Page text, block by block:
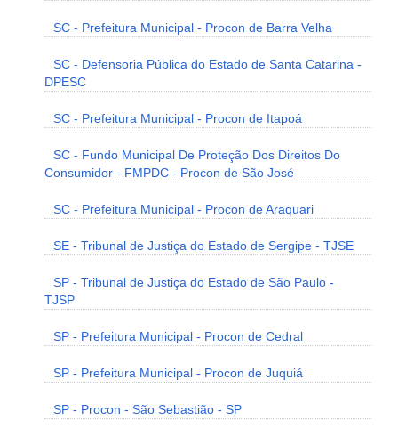
SC - Prefeitura Municipal - Procon de Barra Velha
SC - Defensoria Pública do Estado de Santa Catarina -
DPESC
SC - Prefeitura Municipal - Procon de Itapoá
SC - Fundo Municipal De Proteção Dos Direitos Do
Consumidor - FMPDC - Procon de São José
SC - Prefeitura Municipal - Procon de Araquari
SE - Tribunal de Justiça do Estado de Sergipe - TJSE
SP - Tribunal de Justiça do Estado de São Paulo -
TJSP
SP - Prefeitura Municipal - Procon de Cedral
SP - Prefeitura Municipal - Procon de Juquiá
SP - Procon - São Sebastião - SP